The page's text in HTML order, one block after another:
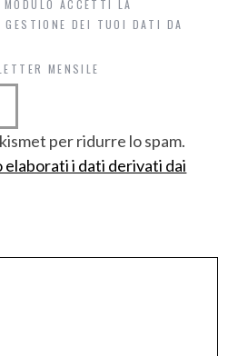
ACCETTI LA
GESTIONE DEI TUOI DATI DA
MENSILE
per ridurre lo spam.
elaborati i dati derivati dai